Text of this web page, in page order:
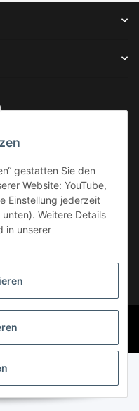
zzgl.
Shop
gestatten Sie den
Website: YouTube,
Einstellung jederzeit
Weitere Details
in unserer